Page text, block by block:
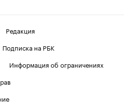
Редакция
Подписка на РБК
Информация об ограничениях